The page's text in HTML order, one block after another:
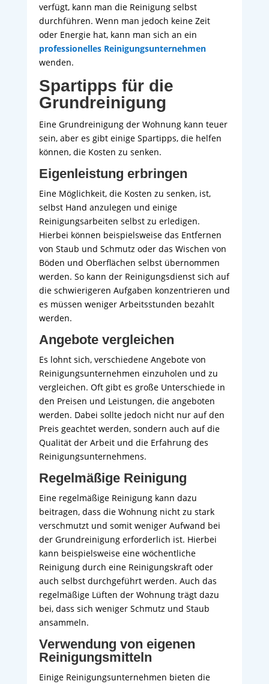
verfügt, kann man die Reinigung selbst
durchführen. Wenn man jedoch keine Zeit
oder Energie hat, kann man sich an ein
professionelles Reinigungsunternehmen
wenden.
Spartipps für die
Grundreinigung
Eine Grundreinigung der Wohnung kann teuer
sein, aber es gibt einige Spartipps, die helfen
können, die Kosten zu senken.
Eigenleistung erbringen
Eine Möglichkeit, die Kosten zu senken, ist,
selbst Hand anzulegen und einige
Reinigungsarbeiten selbst zu erledigen.
Hierbei können beispielsweise das Entfernen
von Staub und Schmutz oder das Wischen von
Böden und Oberflächen selbst übernommen
werden. So kann der Reinigungsdienst sich auf
die schwierigeren Aufgaben konzentrieren und
es müssen weniger Arbeitsstunden bezahlt
werden.
Angebote vergleichen
Es lohnt sich, verschiedene Angebote von
Reinigungsunternehmen einzuholen und zu
vergleichen. Oft gibt es große Unterschiede in
den Preisen und Leistungen, die angeboten
werden. Dabei sollte jedoch nicht nur auf den
Preis geachtet werden, sondern auch auf die
Qualität der Arbeit und die Erfahrung des
Reinigungsunternehmens.
Regelmäßige Reinigung
Eine regelmäßige Reinigung kann dazu
beitragen, dass die Wohnung nicht zu stark
verschmutzt und somit weniger Aufwand bei
der Grundreinigung erforderlich ist. Hierbei
kann beispielsweise eine wöchentliche
Reinigung durch eine Reinigungskraft oder
auch selbst durchgeführt werden. Auch das
regelmäßige Lüften der Wohnung trägt dazu
bei, dass sich weniger Schmutz und Staub
ansammeln.
Verwendung von eigenen
Reinigungsmitteln
Einige Reinigungsunternehmen bieten die